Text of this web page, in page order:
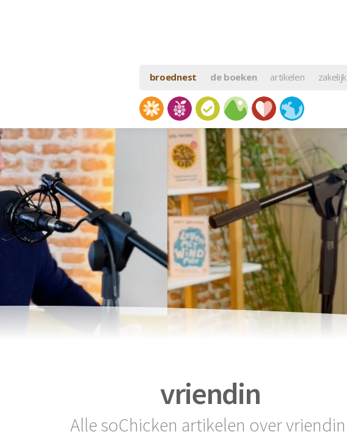
broednest de boeken artikelen zakelijk
vriendin
Alle soChicken artikelen over